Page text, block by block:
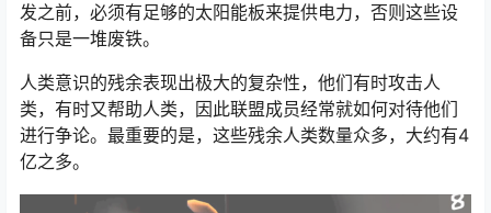
发之前，必须有足够的太阳能板来提供电力，否则这些设
备只是一堆废铁。
人类意识的残余表现出极大的复杂性，他们有时攻击人
类，有时又帮助人类，因此联盟成员经常就如何对待他们
进行争论。最重要的是，这些残余人类数量众多，大约有4
亿之多。